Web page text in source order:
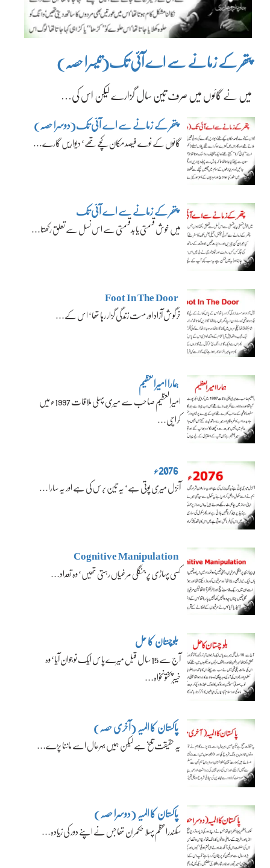
پتھر کے زمانے سے اے آئی تک(تیسرا حصہ)
میں نے گائوں میں صرف تین سال گزارے لیکن اس کی…
پتھر کے زمانے سے اے آئی تک(دوسرا حصہ)
گائوں کے نوے فیصد مکان کچے تھے‘ دیواریں گارے…
پتھر کے زمانے سے اے آئی تک
میں خوش قسمتی یا بدقسمتی سے اس نسل سے تعلق رکھتا…
Foot In The Door
خرگوش آزاد اور مست زندگی گزار رہا تھا‘ اس کے…
ہمارا امیرالعظیم
امیرالعظیم صاحب سے میری پہلی ملاقات 1997ء میں
کراچی…
2076ء
آئزل میری پوتی ہے‘ یہ تین برس کی ہے اور یہ سارا…
Cognitive Manipulation
کسی پہاڑی پر جنگلی مرغیاں رہتی تھیں‘ وہ تعداد…
بلوچستان کا حل
آج سے 15 سال قبل میرے پاس ایک نوجوان آیا‘ وہ
خیبرپختونخواہ…
پاکستان کا المیہ (آخری حصہ)
یہ حقیقت تلخ ہے لیکن ہمیں بہرحال اسے ماننا پڑے…
پاکستان کا المیہ (دوسرا حصہ)
سکندراعظم پہلا حکمران تھا جس نے اپنے دور کی زیادہ…